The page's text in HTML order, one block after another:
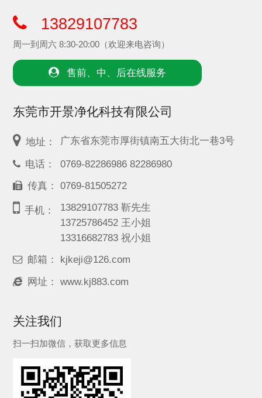
13829107783
周一到周六 8:30-20:00（欢迎来电咨询）
售前、中、后在线服务
东莞市开景净化科技有限公司
地址： 广东省东莞市厚街镇南五大街北一巷3号
电话： 0769-82286986 82286980
传真： 0769-81505272
手机：
13829107783 靳先生
13725786452 王小姐
13316682783 祝小姐
邮箱： kjkeji@126.com
网址： www.kj883.com
关注我们
扫一扫加微信，获取更多信息